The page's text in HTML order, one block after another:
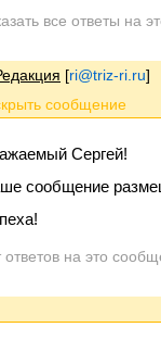
все ответы на
[ri@triz-ri.ru]
Сергей!
сообщение
ответов на это